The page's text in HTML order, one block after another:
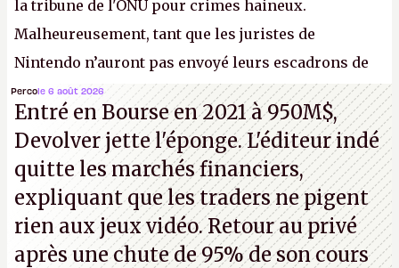
la tribune de l'ONU pour crimes haineux.
Malheureusement, tant que les juristes de
Nintendo n’auront pas envoyé leurs escadrons de
la mort judiciaires pour distribuer du copyright
strike à tour de bras, l'Oncle Sam continuera
d'étaler sa confiture intellectuelle sur vos
souvenirs d'enfance.P.
Percole 6 août 2026
Entré en Bourse en 2021 à 950M$,
Devolver jette l'éponge. L'éditeur indé
quitte les marchés financiers,
expliquant que les traders ne pigent
rien aux jeux vidéo. Retour au privé
après une chute de 95% de son cours